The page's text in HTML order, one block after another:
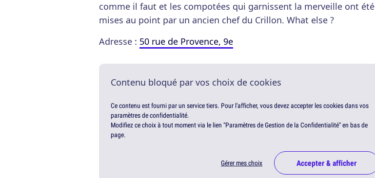
comme il faut et les compotées qui garnissent la merveille ont été
mises au point par un ancien chef du Crillon. What else ?
Adresse : 50 rue de Provence, 9e
Contenu bloqué par vos choix de cookies
Ce contenu est fourni par un service tiers. Pour l'afficher, vous devez accepter les cookies dans vos
paramètres de confidentialité.
Modifiez ce choix à tout moment via le lien "Paramètres de Gestion de la Confidentialité" en bas de
page.
Gérer mes choix Accepter & afficher